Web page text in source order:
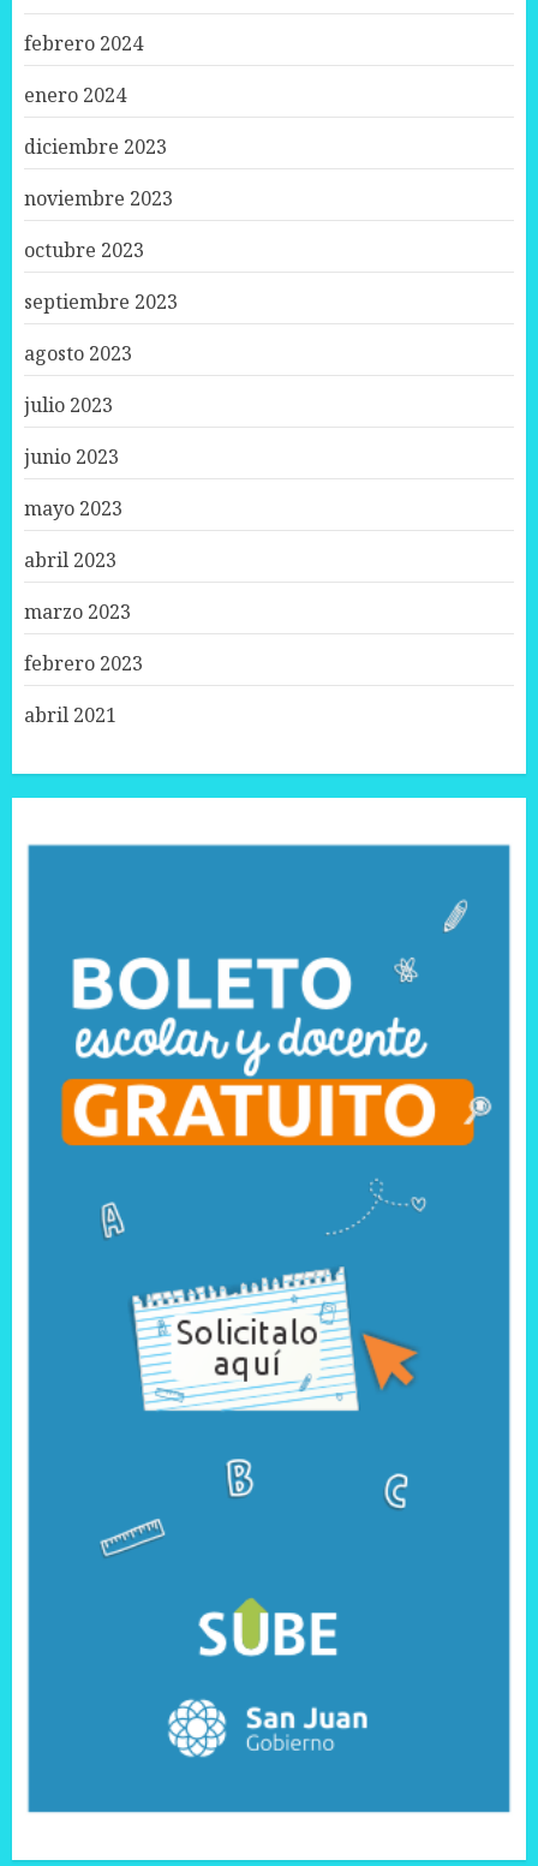
febrero 2024
enero 2024
diciembre 2023
noviembre 2023
octubre 2023
septiembre 2023
agosto 2023
julio 2023
junio 2023
mayo 2023
abril 2023
marzo 2023
febrero 2023
abril 2021